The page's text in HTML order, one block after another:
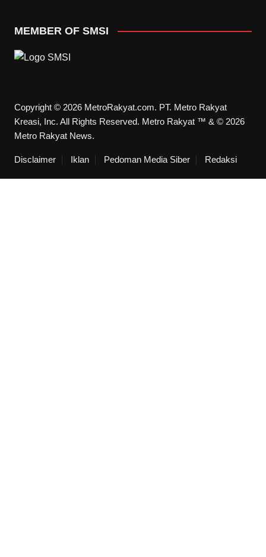
MEMBER OF SMSI
Copyright © 2026 MetroRakyat.com. PT. Metro Rakyat
Kreasi, Inc. All Rights Reserved. Metro Rakyat ™ & © 2026
Metro Rakyat News.
Disclaimer Iklan Pedoman Media Siber Redaksi